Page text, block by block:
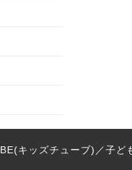
キッズチューブ)／子ど